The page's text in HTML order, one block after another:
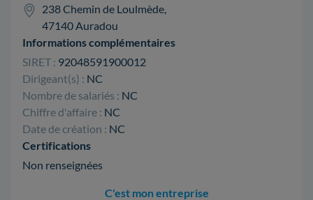
238 Chemin de Loulmède,
47140 Auradou
Informations complémentaires
SIRET : 92048591900012
Dirigeant(s) : NC
Nombre de salariés : NC
Chiffre d'affaire : NC
Date de création : NC
Certifications
Non renseignées
C'est mon entreprise